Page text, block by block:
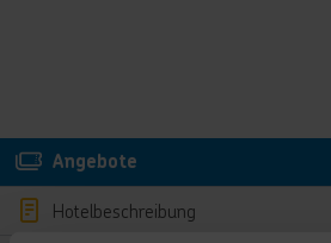
Angebote
Hotelbeschreibung